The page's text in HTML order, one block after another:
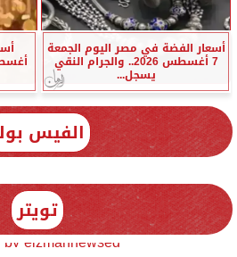
أسعار الفضة في مصر اليوم الجمعة
7 أغسطس 2026.. والجرام النقي
يسجل...
الفيس
تويتر
elzmannewseg